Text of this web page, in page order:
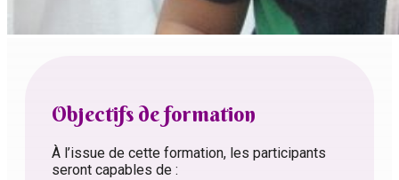
Objectifs de formation
À l’issue de cette formation, les participants
seront capables de :